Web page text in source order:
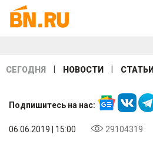
СЕГОДНЯ НОВОСТИ СТАТЬИ
Подпишитесь на нас:
06.06.2019 | 15:00 29104319